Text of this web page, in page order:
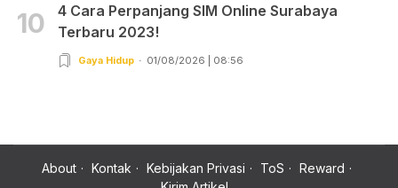
10
4 Cara Perpanjang SIM Online Surabaya
Terbaru 2023!
Gaya Hidup 01/08/2026 | 08:56
About Kontak Kebijakan Privasi ToS
Reward